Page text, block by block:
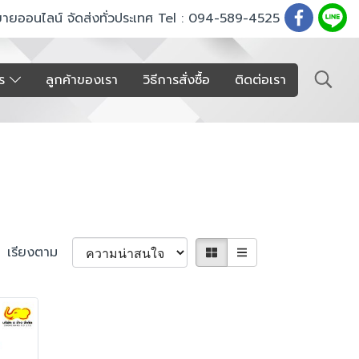
ยออนไลน์ จัดส่งทั่วประเทศ Tel : 094-589-4525
ลูกค้าของเรา วิธีการสั่งซื้อ ติดต่อเรา
เรียงตาม